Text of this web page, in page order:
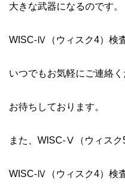
大きな武器になるのです。
WISC-Ⅳ（ウィスク4）検
いつでもお気軽にご連絡く
お待ちしております。
また、WISC-Ⅴ（ウィスク
WISC-Ⅳ（ウィスク4）検